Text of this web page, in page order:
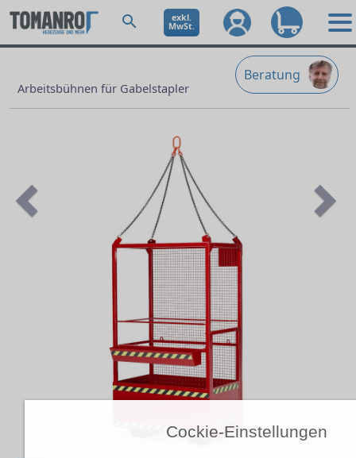
Cockie-Einstellungen
exkl.
MwSt.
Beratung
Arbeitsbühnen für Gabelstapler